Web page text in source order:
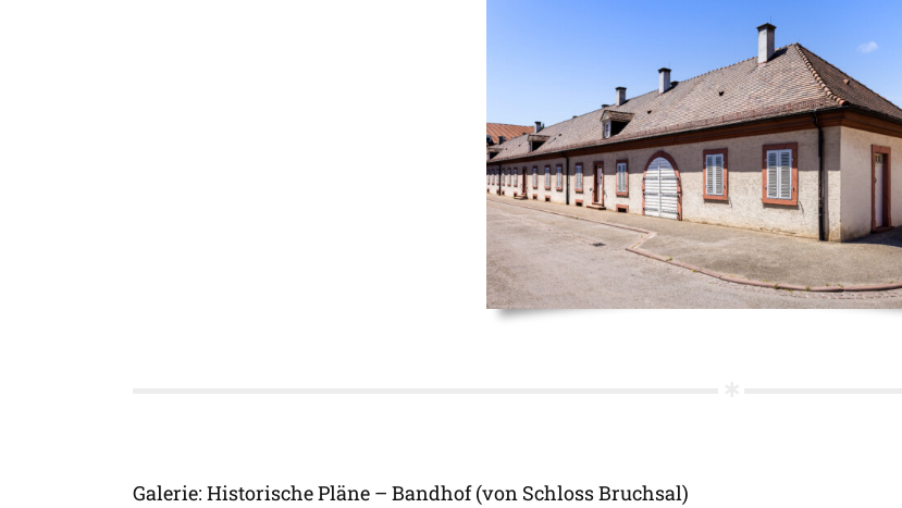
Galerie: Historische Pläne – Bandhof (von Schloss Bruchsal)